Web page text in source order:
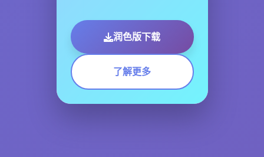
润色版下载
了解更多